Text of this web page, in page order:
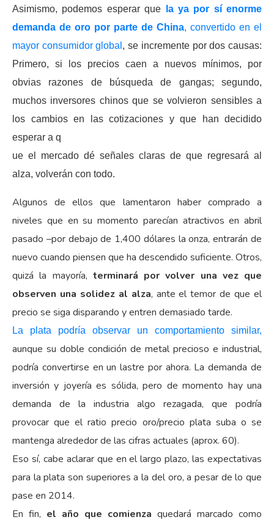
Asimismo, podemos esperar que
la ya por sí enorme
demanda de oro por parte de China, convertido en el
mayor consumidor global , se incremente por dos causas:
Primero, si los precios caen a nuevos mínimos, por
obvias razones de búsqueda de gangas; segundo,
muchos inversores chinos que se volvieron sensibles a
los cambios en las cotizaciones y que han decidido
esperar a q
ue el mercado dé señales claras de que regresará al
alza, volverán con todo.
Algunos de ellos que lamentaron haber comprado a
niveles que en su momento parecían atractivos en abril
pasado –por debajo de 1,400 dólares la onza, entrarán de
nuevo cuando piensen que ha descendido suficiente. Otros,
quizá la mayoría, terminará por volver una vez que
observen una solidez al alza, ante el temor de que el
precio se siga disparando y entren demasiado tarde.
La plata podría observar un comportamiento similar,
aunque su doble condición de metal precioso e industrial,
podría convertirse en un lastre por ahora. La demanda de
inversión y joyería es sólida, pero de momento hay una
demanda de la industria algo rezagada, que podría
provocar que el ratio precio oro/precio plata suba o se
mantenga alrededor de las cifras actuales (aprox. 60).
Eso sí, cabe aclarar que en el largo plazo, las expectativas
para la plata son superiores a la del oro, a pesar de lo que
pase en 2014.
En fin, el año que comienza quedará marcado como